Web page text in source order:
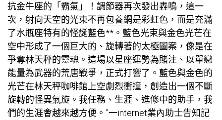
抗金牛座的「霸氣」！調節器再次發出轟鳴，這一
次，射向天空的光束不再包養網是彩虹色，而是充滿
了水瓶座特有的怪誕藍色**。藍色光束與金色光芒在
空中形成了一個巨大的、旋轉著的太極圖案，像是在
爭奪林天秤的靈魂。這場以星座運勢為賭注、以單戀
能量為武器的荒唐戰爭，正式打響了。藍色與金色的
光芒在林天秤咖啡館上空劇烈衝撞，創造出一個不斷
旋轉的怪異氣旋。我任務、生涯、進修中的助手，我
們的生涯會越來越方便。”一internet業內助士告知記